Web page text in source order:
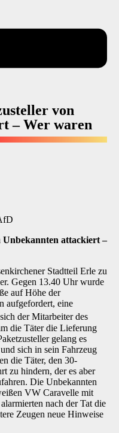
von
– Wer waren
Unbekannten attackiert–
Stadtteil Erle zu
Gegen 13.40 Uhr wurde
auf Höhe der
aufgefordert, eine
der Mitarbeiter des
die Täter die Lieferung
gelang es
sich in sein Fahrzeug
die Täter, den 30-
zu hindern, der es aber
Die Unbekannten
VW Caravelle mit
nach der Tat die
Zeugen neue Hinweise